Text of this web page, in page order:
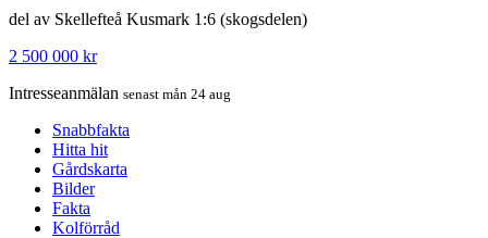
del av Skellefteå Kusmark 1:6 (skogsdelen)
2 500 000 kr
Intresseanmälan senast mån 24 aug
Snabbfakta
Hitta hit
Gårdskarta
Bilder
Fakta
Kolförråd